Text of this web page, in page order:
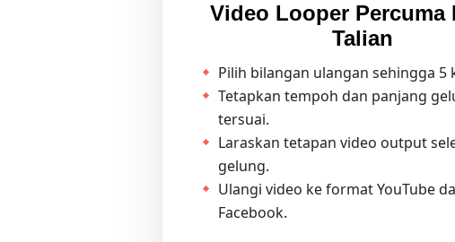
Video Looper Percuma
Talian
Pilih bilangan ulangan sehingga 5
Tetapkan tempoh dan panjang
tersuai.
Laraskan tetapan video output
gelung.
Ulangi video ke format YouTube
Facebook.